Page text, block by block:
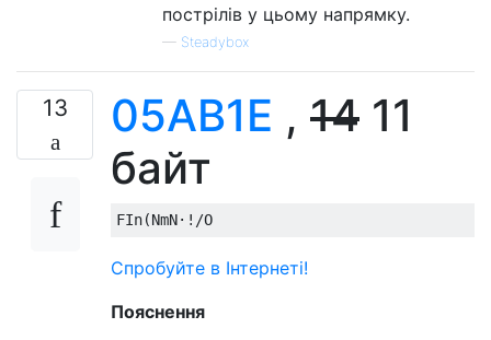
пострілів у цьому напрямку.
— Steadybox
13 05AB1E , 14 11
байт
Спробуйте в Інтернеті!
Пояснення